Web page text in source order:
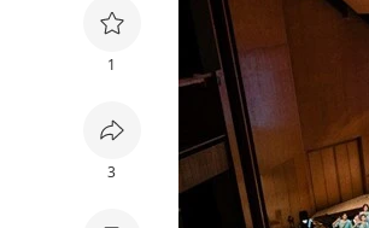
1
3